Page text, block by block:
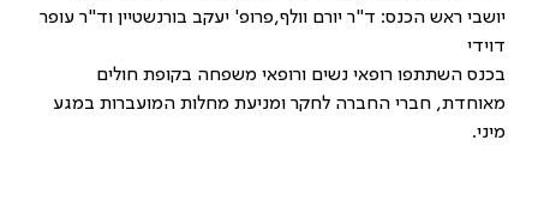
יושבי ראש הכנס: ד"ר יורם וולף,פרופ' יעקב בורנשטיין וד"ר עופר
דוידי
בכנס השתתפו רופאי נשים ורופאי משפחה בקופת חולים
מאוחדת, חברי החברה לחקר ומניעת מחלות המועברות במגע
מיני.